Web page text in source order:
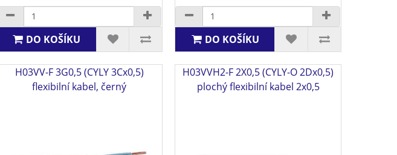
DO KOŠÍKU DO KOŠÍKU
H03VV-F 3G0,5 (CYLY 3Cx0,5)
flexibilní kabel, černý
H03VVH2-F 2X0,5 (CYLY-O 2Dx0,5)
plochý flexibilní kabel 2x0,5